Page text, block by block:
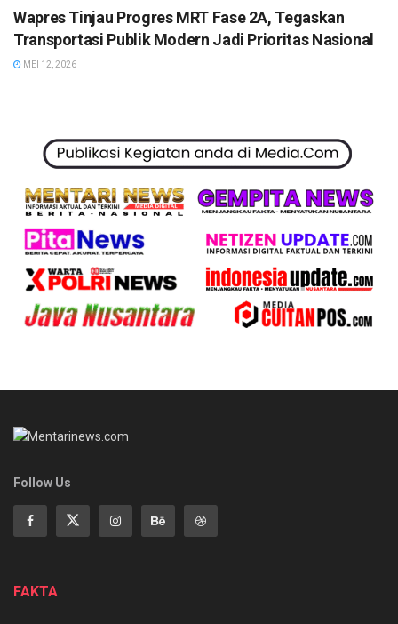
Wapres Tinjau Progres MRT Fase 2A, Tegaskan
Transportasi Publik Modern Jadi Prioritas Nasional
MEI 12, 2026
Follow Us
FAKTA